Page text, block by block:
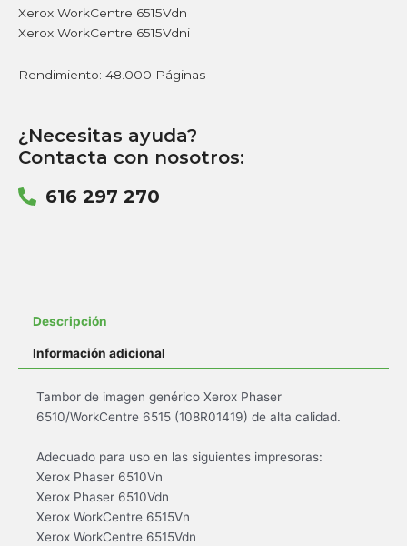
Xerox WorkCentre 6515Vdn
Xerox WorkCentre 6515Vdni
Rendimiento: 48.000 Páginas
¿Necesitas ayuda?
Contacta con nosotros:
616 297 270
Descripción
Información adicional
Tambor de imagen genérico Xerox Phaser
6510/WorkCentre 6515 (108R01419) de alta calidad.
Adecuado para uso en las siguientes impresoras:
Xerox Phaser 6510Vn
Xerox Phaser 6510Vdn
Xerox WorkCentre 6515Vn
Xerox WorkCentre 6515Vdn